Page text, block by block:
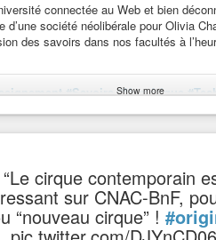
: 20 ans d’encyclopédie en
ligne
Investigations, Histoire, Culture/
connectée au Web et bien
d’une société néolibérale pour Olivia
des savoirs dans nos facultés à
#Savoirs #Numérique
?
française à l'Université de
et enseignante à Paris 1 Panthéon-
Show more
cirque contemporain
sur CNAC-BnF,
“nouveau cirque” !